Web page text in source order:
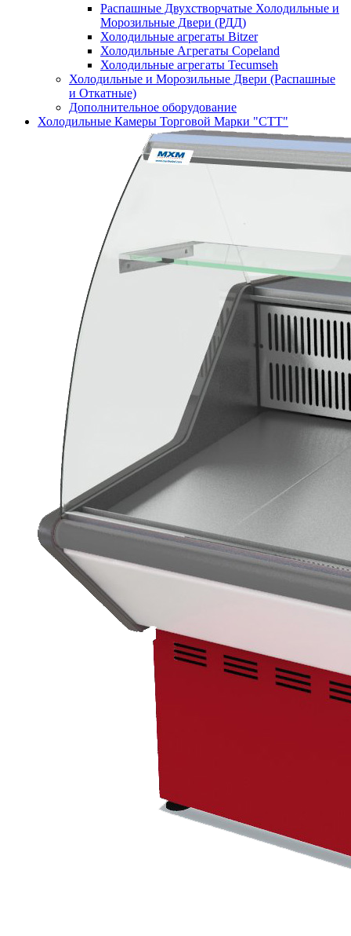
Распашные Двухстворчатые Холодильные и
Морозильные Двери (РДД)
Холодильные агрегаты Bitzer
Холодильные Агрегаты Copeland
Холодильные агрегаты Tecumseh
Холодильные и Морозильные Двери (Распашные
и Откатные)
Дополнительное оборудование
Холодильные Камеры Торговой Марки "СТТ"